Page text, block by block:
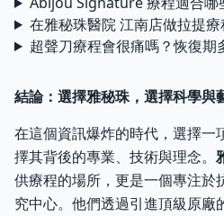
在雅秘珠醫院 江南店做拉提療
超聲刀療程會很痛嗎？恢復期
結論：選擇雅秘珠，選擇科學與
在這個資訊爆炸的時代，選擇一
擇其背後的專業、技術與理念。
供療程的場所，更是一個專注於
究中心。他們透過引進頂級原廠